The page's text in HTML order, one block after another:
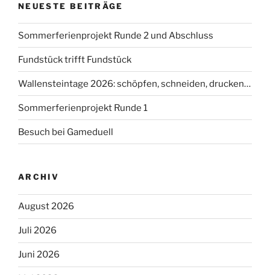
NEUESTE BEITRÄGE
Sommerferienprojekt Runde 2 und Abschluss
Fundstück trifft Fundstück
Wallensteintage 2026: schöpfen, schneiden, drucken…
Sommerferienprojekt Runde 1
Besuch bei Gameduell
ARCHIV
August 2026
Juli 2026
Juni 2026